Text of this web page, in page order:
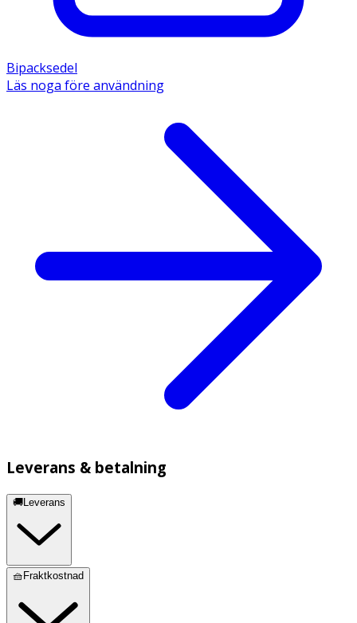
Bipacksedel
Läs noga före användning
Leverans & betalning
🚚Leverans
🧺Fraktkostnad